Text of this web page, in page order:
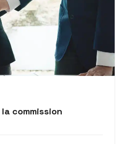
commission